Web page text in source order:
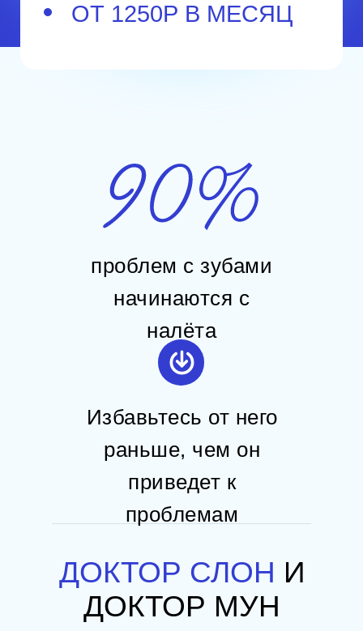
ОТ 1250Р В МЕСЯЦ
Избавьтесь от него
раньше, чем он
приведет к
проблемам
проблем с зубами
начинаются с
налёта
ДОКТОР СЛОН И
ДОКТОР МУН